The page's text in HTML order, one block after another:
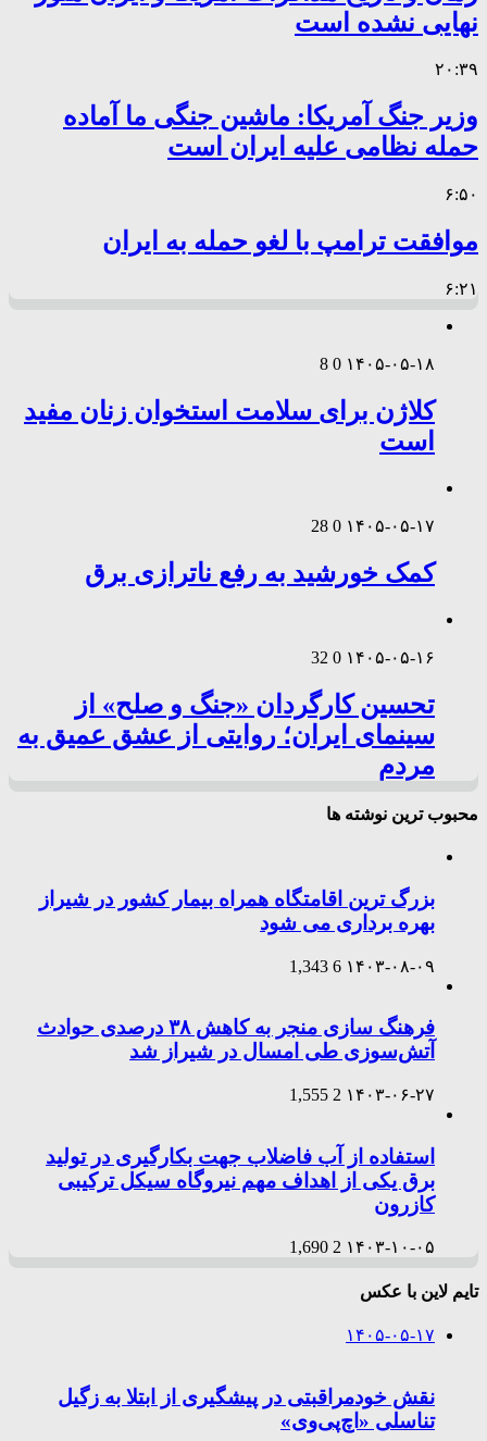
نهایی نشده است
۲۰:۳۹
وزیر جنگ آمریکا: ماشین جنگی ما آماده
حمله نظامی علیه ایران است
۶:۵۰
موافقت ترامپ با لغو حمله به ایران
۶:۲۱
۱۴۰۵-۰۵-۱۸ 0
8
کلاژن برای سلامت استخوان زنان مفید
است
۱۴۰۵-۰۵-۱۷ 0
28
کمک خورشید به رفع ناترازی برق
۱۴۰۵-۰۵-۱۶ 0
32
تحسین کارگردان «جنگ و صلح» از
سینمای ایران؛ روایتی از عشق عمیق به
مردم
محبوب ترین نوشته ها
بزرگ ترین اقامتگاه همراه بیمار کشور در شیراز
بهره برداری می شود
۱۴۰۳-۰۸-۰۹ 6
1,343
فرهنگ سازی منجر به کاهش ۳۸ درصدی حوادث
آتش‌سوزی طی امسال در شیراز شد
۱۴۰۳-۰۶-۲۷ 2
1,555
استفاده از آب فاضلاب جهت بکارگیری در تولید
برق یکی از اهداف مهم نیروگاه سیکل ترکیبی
کازرون
۱۴۰۳-۱۰-۰۵ 2
1,690
تایم لاین با عکس
۱۴۰۵-۰۵-۱۷
نقش خودمراقبتی در پیشگیری از ابتلا به زگیل
تناسلی «اچ‌پی‌وی»